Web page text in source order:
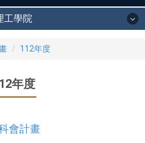
工學院
112年度
年度
會計畫